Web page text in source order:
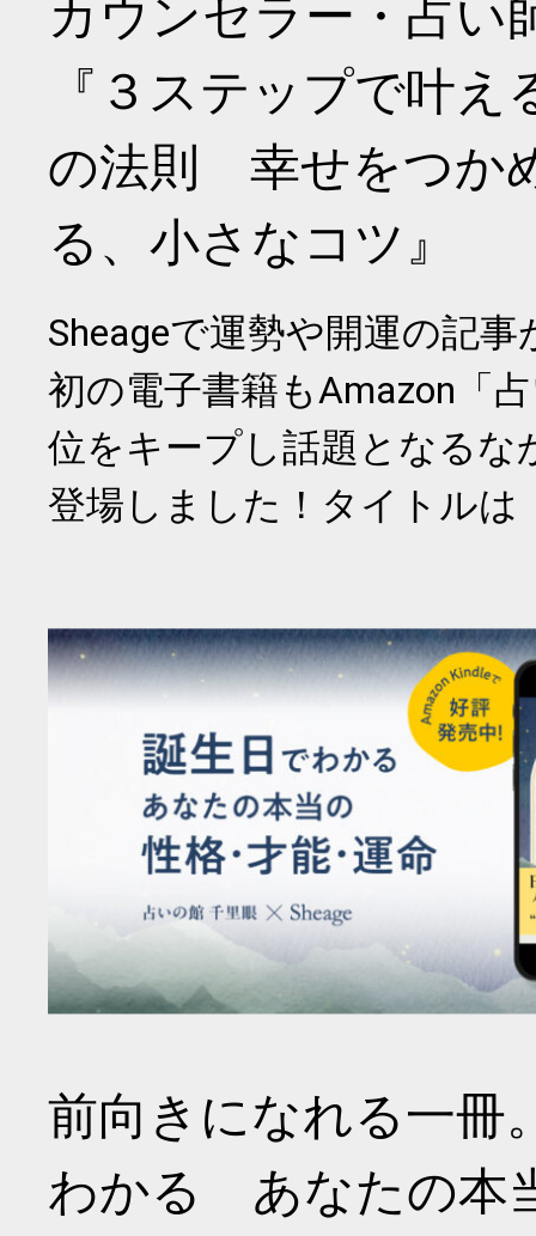
カウンセラー・占い
『３ステップで叶
の法則 幸せをつか
る、小さなコツ』
Sheageで運勢や開運の記
初の電子書籍もAmazon「
位をキープし話題となるな
登場しました！タイトルは
前向きになれる一冊
わかる あなたの本